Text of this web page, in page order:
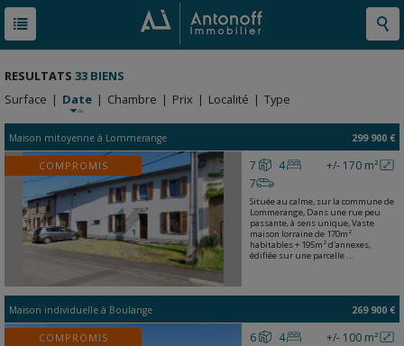
RESULTATS 33 BIENS
Surface | Date | Chambre | Prix | Localité | Type
Maison mitoyenne à Lommerange 299 900 €
COMPROMIS +/- 170 m²
7
4
7
Située au calme, sur la commune de
Lommerange, Dans une rue peu
passante, à sens unique, Vaste
maison lorraine de 170m²
habitables + 195m² d'annexes,
édifiée sur une parcelle ...
Maison individuelle à Boulange 269 900 €
COMPROMIS +/- 100 m²
6
4